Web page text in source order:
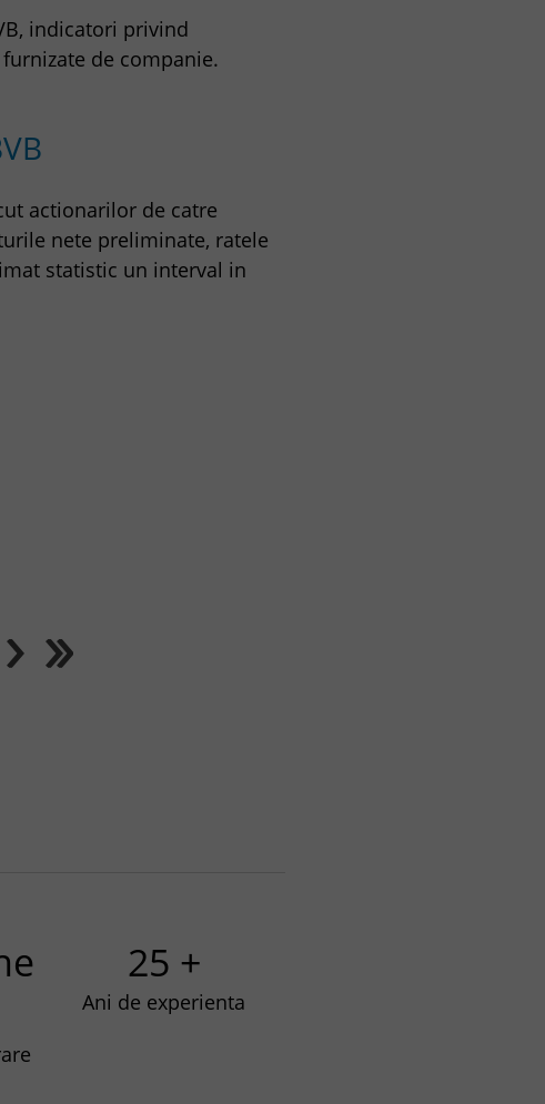
indicatori privind
de companie.
actionarilor de catre
nete preliminate, ratele
statistic un interval in
25 +
Ani de experienta